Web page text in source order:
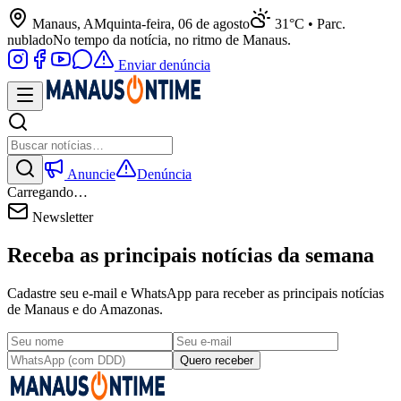
Manaus, AMquinta-feira, 06 de agosto
31°C • Parc.
nubladoNo tempo da notícia, no ritmo de Manaus.
Enviar denúncia
Anuncie
Denúncia
Carregando…
Newsletter
Receba as principais notícias da semana
Cadastre seu e-mail e WhatsApp para receber as principais notícias
de Manaus e do Amazonas.
Quero receber